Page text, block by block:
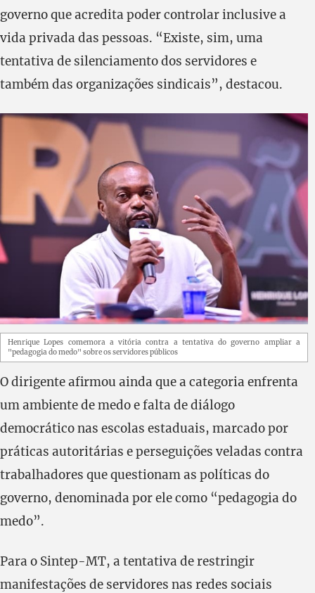
governo que acredita poder controlar inclusive a
vida privada das pessoas. “Existe, sim, uma
tentativa de silenciamento dos servidores e
também das organizações sindicais”, destacou.
Henrique Lopes comemora a vitória contra a tentativa do governo ampliar a
"pedagogia do medo" sobre os servidores públicos
O dirigente afirmou ainda que a categoria enfrenta
um ambiente de medo e falta de diálogo
democrático nas escolas estaduais, marcado por
práticas autoritárias e perseguições veladas contra
trabalhadores que questionam as políticas do
governo, denominada por ele como “pedagogia do
medo”.
Para o Sintep-MT, a tentativa de restringir
manifestações de servidores nas redes sociais